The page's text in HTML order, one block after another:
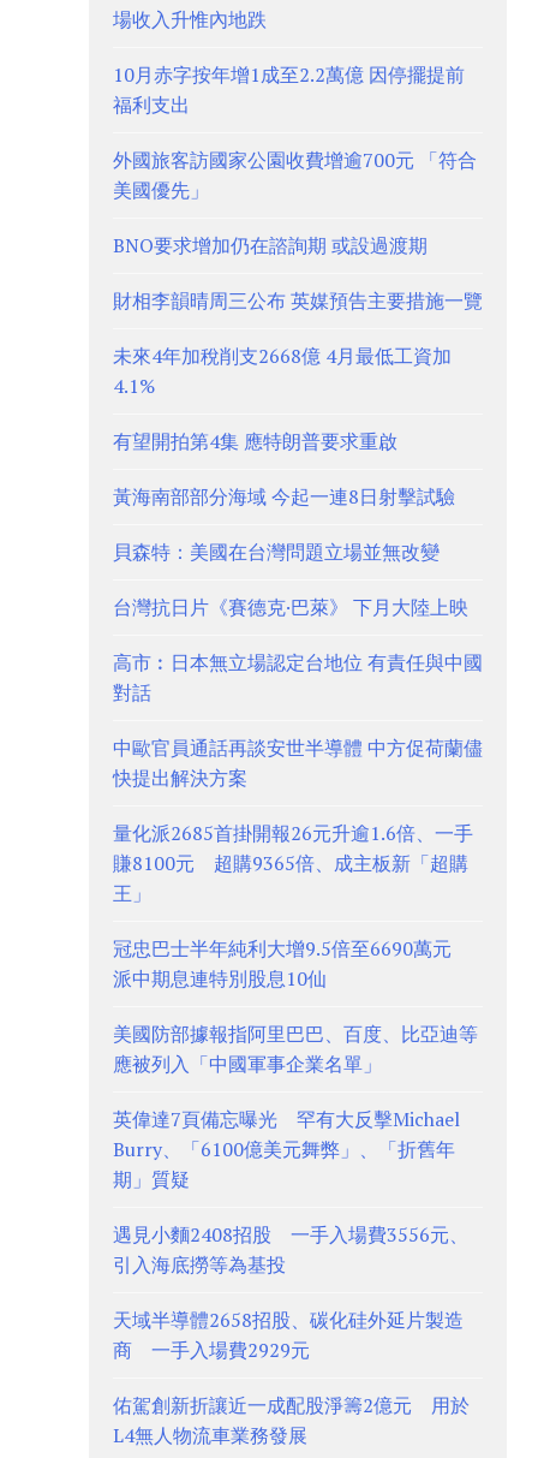
場收入升惟內地跌
10月赤字按年增1成至2.2萬億 因停擺提前
福利支出
外國旅客訪國家公園收費增逾700元 「符合
美國優先」
BNO要求增加仍在諮詢期 或設過渡期
財相李韻晴周三公布 英媒預告主要措施一覽
未來4年加稅削支2668億 4月最低工資加
4.1%
有望開拍第4集 應特朗普要求重啟
黃海南部部分海域 今起一連8日射擊試驗
貝森特：美國在台灣問題立場並無改變
台灣抗日片《賽德克·巴萊》 下月大陸上映
高市︰日本無立場認定台地位 有責任與中國
對話
中歐官員通話再談安世半導體 中方促荷蘭儘
快提出解決方案
量化派2685首掛開報26元升逾1.6倍、一手
賺8100元 超購9365倍、成主板新「超購
王」
冠忠巴士半年純利大增9.5倍至6690萬元
派中期息連特別股息10仙
美國防部據報指阿里巴巴、百度、比亞迪等
應被列入「中國軍事企業名單」
英偉達7頁備忘曝光 罕有大反擊Michael
Burry、「6100億美元舞弊」、「折舊年
期」質疑
遇見小麵2408招股 一手入場費3556元、
引入海底撈等為基投
天域半導體2658招股、碳化硅外延片製造
商 一手入場費2929元
佑駕創新折讓近一成配股淨籌2億元 用於
L4無人物流車業務發展